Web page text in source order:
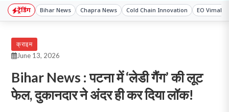
ट्रेंडिंग Bihar News Chapra News Cold Chain Innovation EO Vimal
क्राइम
June 13, 2026
Bihar News : पटना में ‘लेडी गैंग’ की लूट
फेल, दुकानदार ने अंदर ही कर दिया लॉक!